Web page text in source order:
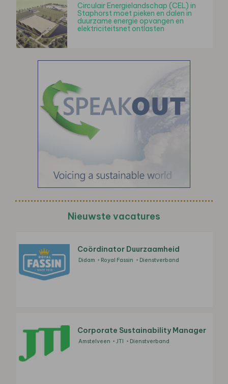
Circulair Energielandschap (CEL) in
Staphorst moet pieken en dalen in
duurzame energie opvangen en
elektriciteitsnet ontlasten
Nieuwste vacatures
Coördinator Duurzaamheid
Didam Royal Fassin Dienstverband
Corporate Sustainability Manager
Amstelveen JTI Dienstverband